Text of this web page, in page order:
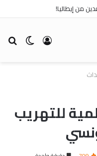
من إيطاليا!
الوضع تسجيل
للتهريب